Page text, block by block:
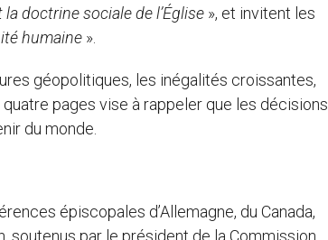
doctrine sociale de l’Église », et invitent les
humaine ».
géopolitiques, les inégalités croissantes,
pages vise à rappeler que les décisions
du monde.
épiscopales d’Allemagne, du Canada,